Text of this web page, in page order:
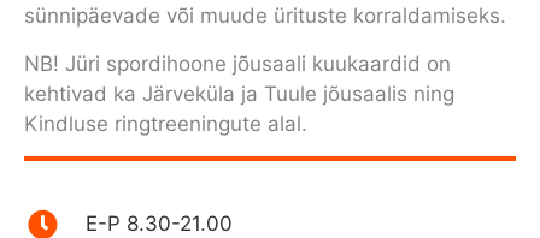
sünnipäevade või muude ürituste korraldamiseks.
NB! Jüri spordihoone jõusaali kuukaardid on
kehtivad ka Järveküla ja Tuule jõusaalis ning
Kindluse ringtreeningute alal.
E-P 8.30-21.00